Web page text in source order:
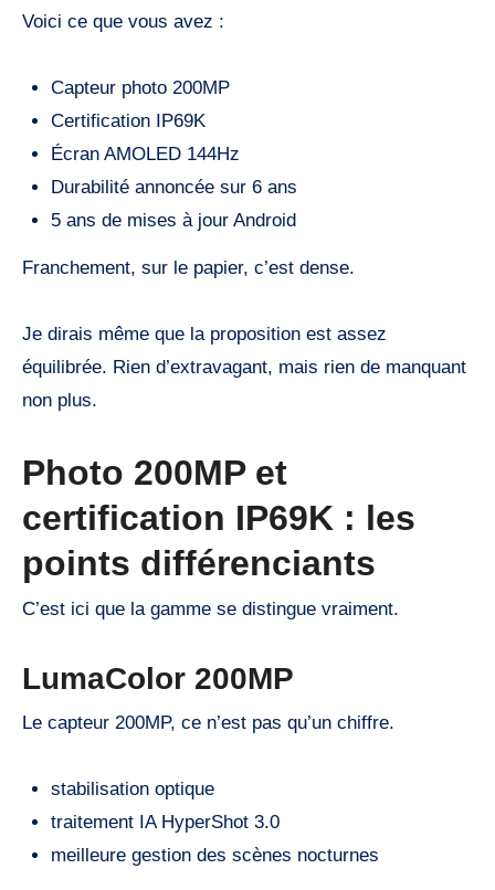
Voici ce que vous avez :
Capteur photo 200MP
Certification IP69K
Écran AMOLED 144Hz
Durabilité annoncée sur 6 ans
5 ans de mises à jour Android
Franchement, sur le papier, c’est dense.
Je dirais même que la proposition est assez
équilibrée. Rien d’extravagant, mais rien de manquant
non plus.
Photo 200MP et
certification IP69K : les
points différenciants
C’est ici que la gamme se distingue vraiment.
LumaColor 200MP
Le capteur 200MP, ce n’est pas qu’un chiffre.
stabilisation optique
traitement IA HyperShot 3.0
meilleure gestion des scènes nocturnes